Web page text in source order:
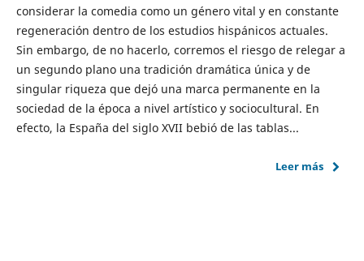
considerar la comedia como un género vital y en constante
regeneración dentro de los estudios hispánicos actuales.
Sin embargo, de no hacerlo, corremos el riesgo de relegar a
un segundo plano una tradición dramática única y de
singular riqueza que dejó una marca permanente en la
sociedad de la época a nivel artístico y sociocultural. En
efecto, la España del siglo XVII bebió de las tablas...
Leer más